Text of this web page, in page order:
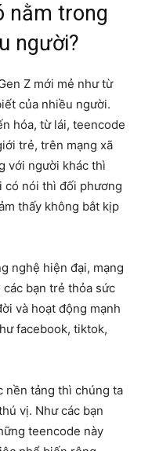
nằm trong
người?
Z mới mẻ như từ
của nhiều người.
hóa, từ lái, teencode
trẻ, trên mạng xã
với người khác thì
có nói thì đối phương
thấy không bắt kịp
nghệ hiện đại, mạng
bạn trẻ thỏa sức
và hoạt động mạnh
facebook, tiktok,
nền tảng thì chúng ta
vị. Như các bạn
teencode này